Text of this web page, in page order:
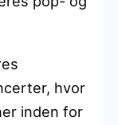
hvor
inden for